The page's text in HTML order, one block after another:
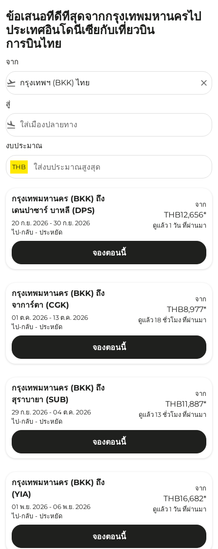
ข้อเสนอที่ดีที่สุดจากกรุงเทพมหานครไป
ประเทศอินโดนีเซียกับเที่ยวบิน
การบินไทย
จาก
flight_takeoff close
สู่
flight_land
งบประมาณ
THB
กรุงเทพมหานคร (BKK) ถึง
เดนปาซาร์ บาหลี (DPS)
20 ก.ย. 2026 - 30 ก.ย. 2026
ไป-กลับ - ประหยัด
จาก
THB12,656*
ดูแล้ว 1 วัน ที่ผ่านมา
จองตอนนี้
กรุงเทพมหานคร (BKK) ถึง
จาการ์ตา (CGK)
01 ต.ค. 2026 - 13 ต.ค. 2026
ไป-กลับ - ประหยัด
จาก
THB8,977*
ดูแล้ว 18 ชั่วโมง ที่ผ่านมา
จองตอนนี้
กรุงเทพมหานคร (BKK) ถึง
สุราบายา (SUB)
29 ก.ย. 2026 - 04 ต.ค. 2026
ไป-กลับ - ประหยัด
จาก
THB11,887*
ดูแล้ว 13 ชั่วโมง ที่ผ่านมา
จองตอนนี้
กรุงเทพมหานคร (BKK) ถึง
(YIA)
01 พ.ย. 2026 - 06 พ.ย. 2026
ไป-กลับ - ประหยัด
จาก
THB16,682*
ดูแล้ว 1 วัน ที่ผ่านมา
จองตอนนี้